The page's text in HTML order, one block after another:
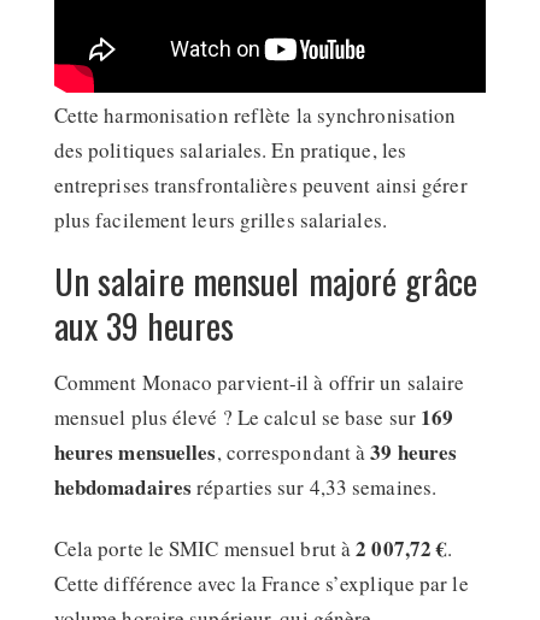
Cette harmonisation reflète la synchronisation
des politiques salariales. En pratique, les
entreprises transfrontalières peuvent ainsi gérer
plus facilement leurs grilles salariales.
Un salaire mensuel majoré grâce
aux 39 heures
Comment Monaco parvient-il à offrir un salaire
mensuel plus élevé ? Le calcul se base sur 169
heures mensuelles, correspondant à39 heures
hebdomadaires réparties sur 4,33 semaines.
Cela porte le SMIC mensuel brut à2 007,72 €.
Cette différence avec la France s’explique par le